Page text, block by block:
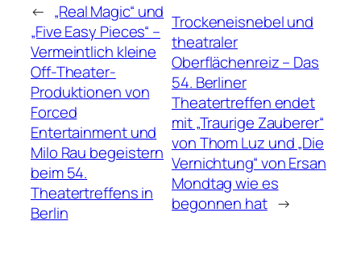
← „Real Magic“ und
„Five Easy Pieces“ –
Vermeintlich kleine
Off-Theater-
Produktionen von
Forced
Entertainment und
Milo Rau begeistern
beim 54.
Theatertreffens in
Berlin
Trockeneisnebel und
theatraler
Oberflächenreiz – Das
54. Berliner
Theatertreffen endet
mit „Traurige Zauberer“
von Thom Luz und „Die
Vernichtung“ von Ersan
Mondtag wie es
begonnen hat →